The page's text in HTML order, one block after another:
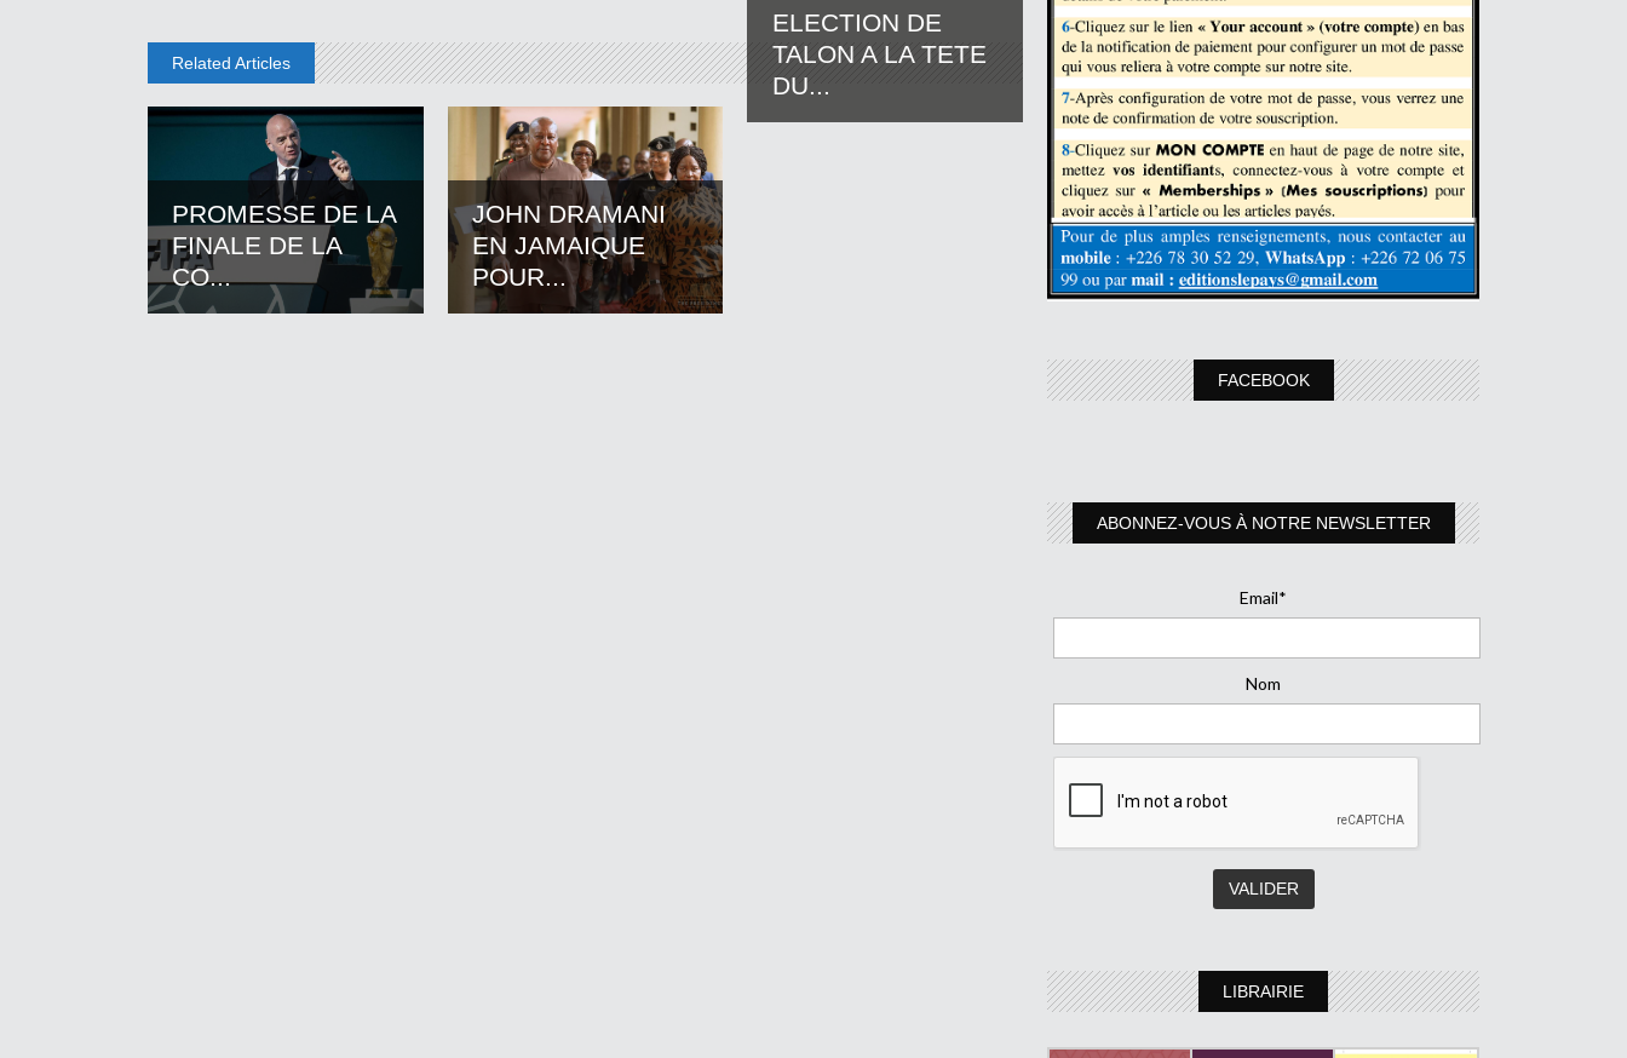
Related Articles
PROMESSE DE LA
FINALE DE LA
CO...
JOHN DRAMANI
EN JAMAIQUE
POUR...
ELECTION DE
TALON A LA TETE
DU...
FACEBOOK
ABONNEZ-VOUS À NOTRE NEWSLETTER
Email*
Nom
LIBRAIRIE